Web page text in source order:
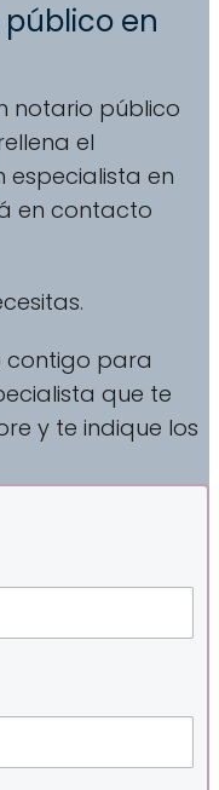
en
notario público
el
especialista en
en contacto
contigo para
que te
y te indique los